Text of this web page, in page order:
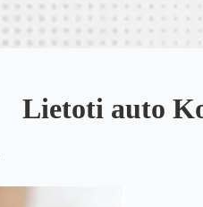
Lietoti auto